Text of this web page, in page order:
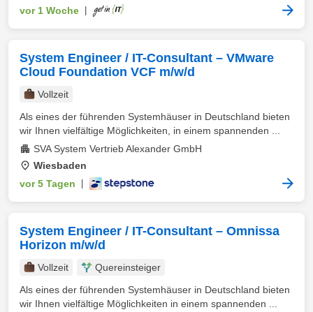
vor 1 Woche
System Engineer / IT-Consultant – VMware
Cloud Foundation VCF m/w/d
Vollzeit
Als eines der führenden Systemhäuser in Deutschland bieten
wir Ihnen vielfältige Möglichkeiten, in einem spannenden ...
SVA System Vertrieb Alexander GmbH
Wiesbaden
vor 5 Tagen
System Engineer / IT-Consultant – Omnissa
Horizon m/w/d
Vollzeit
Quereinsteiger
Als eines der führenden Systemhäuser in Deutschland bieten
wir Ihnen vielfältige Möglichkeiten in einem spannenden ...